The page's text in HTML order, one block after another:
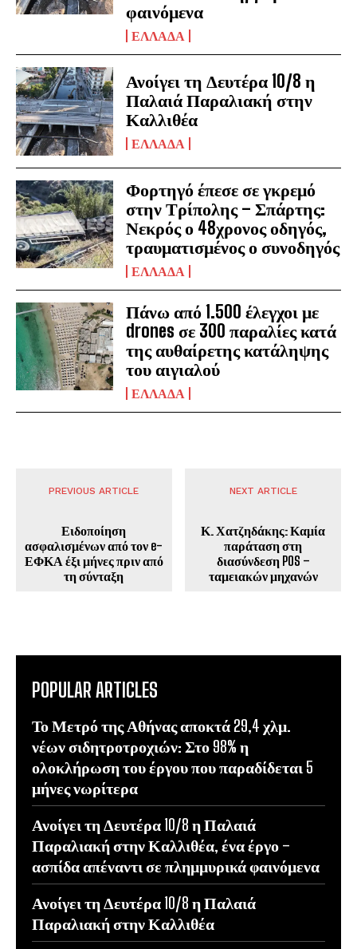
φαινόμενα
ΕΛΛΑΔΑ
Ανοίγει τη Δευτέρα 10/8 η
Παλαιά Παραλιακή στην
Καλλιθέα
ΕΛΛΑΔΑ
Φορτηγό έπεσε σε γκρεμό
στην Τρίπολης – Σπάρτης:
Νεκρός ο 48χρονος οδηγός,
τραυματισμένος ο συνοδηγός
ΕΛΛΑΔΑ
Πάνω από 1.500 έλεγχοι με
drones σε 300 παραλίες κατά
της αυθαίρετης κατάληψης
του αιγιαλού
ΕΛΛΑΔΑ
PREVIOUS ARTICLE
Ειδοποίηση
ασφαλισμένων από τον e-
ΕΦΚΑ έξι μήνες πριν από
τη σύνταξη
NEXT ARTICLE
Κ. Χατζηδάκης: Καμία
παράταση στη
διασύνδεση POS –
ταμειακών μηχανών
POPULAR ARTICLES
Το Μετρό της Αθήνας αποκτά 29,4 χλμ.
νέων σιδητροτροχιών: Στο 98% η
ολοκλήρωση του έργου που παραδίδεται 5
μήνες νωρίτερα
Ανοίγει τη Δευτέρα 10/8 η Παλαιά
Παραλιακή στην Καλλιθέα, ένα έργο –
ασπίδα απέναντι σε πλημμυρικά φαινόμενα
Ανοίγει τη Δευτέρα 10/8 η Παλαιά
Παραλιακή στην Καλλιθέα